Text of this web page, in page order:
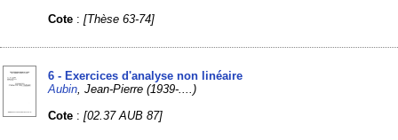
Cote :[Thèse 63-74]
6 - Exercices d'analyse non linéaire
Aubin , Jean-Pierre (1939-....)
Cote :[02.37 AUB 87]